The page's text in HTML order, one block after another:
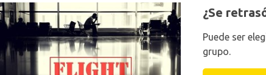
¿Se
Puede ser
grupo.